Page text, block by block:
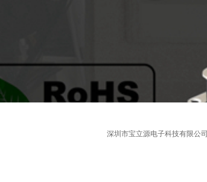
深圳市宝立源电子科技有限公司